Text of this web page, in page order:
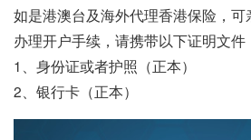
如是港澳台及海外代理香港保险，
办理开户手续，请携带以下证明文件
1、身份证或者护照（正本）
2、银行卡（正本）